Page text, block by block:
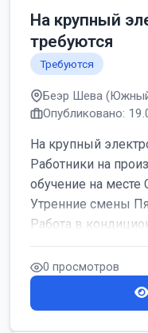
На крупный
требуются
Требуются
Беэр Шева
Опубликовано:
На крупный
Работники на
обучение на месте
Утренние смены
Работа в
0 просмотров